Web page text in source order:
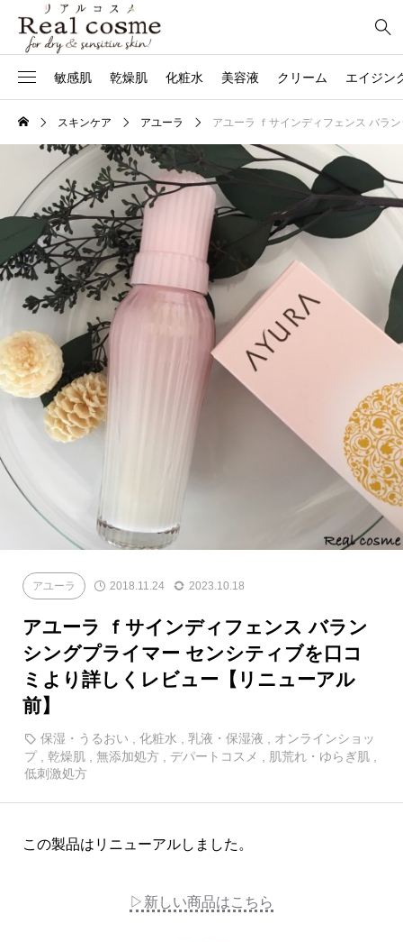
敏感肌 乾燥肌 化粧水 美容液 クリーム エイジン
スキンケア アユーラ アユーラ ｆサインディフェンス バラ
アユーラ 2018.11.24 2023.10.18
アユーラ ｆサインディフェンス バラン
シングプライマー センシティブを口コ
ミより詳しくレビュー【リニューアル
前】
保湿・うるおい 化粧水 乳液・保湿液
オンラインショッ
プ
乾燥肌 無添加処方 デパートコスメ 肌荒れ・ゆらぎ肌
低刺激処方
この製品はリニューアルしました。
▷新しい商品はこちら